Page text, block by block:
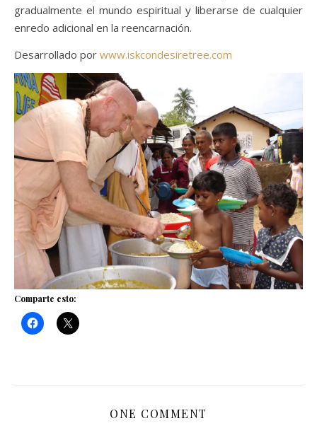
gradualmente el mundo espiritual y liberarse de cualquier
enredo adicional en la reencarnación.
Desarrollado por www.iskcondesiretree.com
Comparte esto:
ONE COMMENT